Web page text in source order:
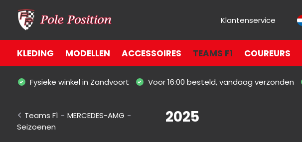
Klantenservice
KLEDING MODELLEN ACCESSOIRES TEAMS F1 COUREURS
Fysieke winkel in Zandvoort Voor 16:00 besteld, vandaag verzonden
Teams F1 - MERCEDES-AMG -
Seizoenen
2025